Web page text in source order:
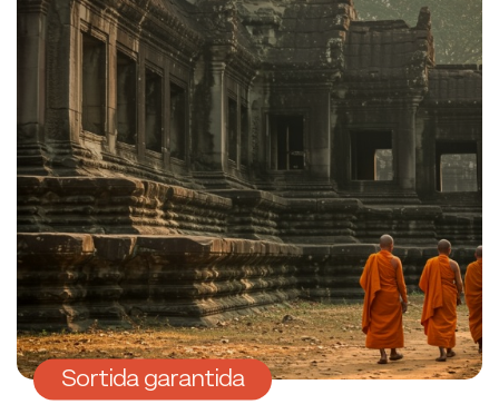
Sortida garantida